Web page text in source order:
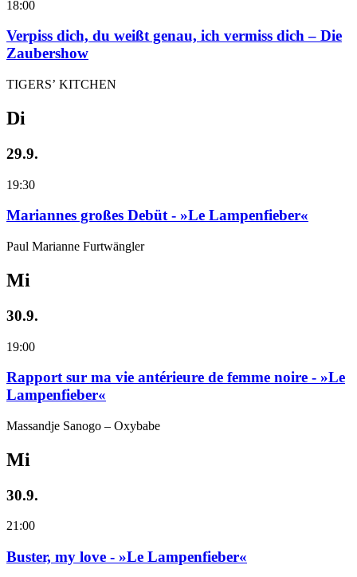
18:00
Verpiss dich, du weißt genau, ich vermiss dich – Die
Zaubershow
TIGERS’ KITCHEN
Di
29.9.
19:30
Mariannes großes Debüt - »Le Lampenfieber«
Paul Marianne Furtwängler
Mi
30.9.
19:00
Rapport sur ma vie antérieure de femme noire - »Le
Lampenfieber«
Massandje Sanogo – Oxybabe
Mi
30.9.
21:00
Buster, my love - »Le Lampenfieber«